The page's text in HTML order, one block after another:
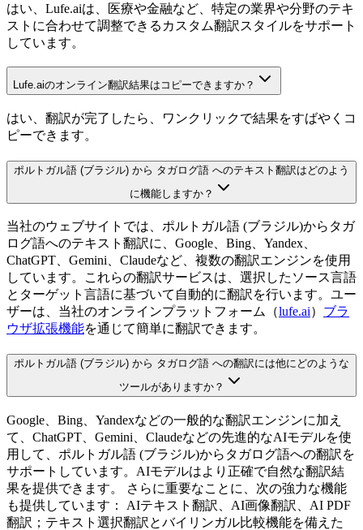
はい、Lufe.aiは、医療や金融など、特定の業界や分野のテキ
ストに合わせて調整できるカスタム翻訳スタイルをサポート
しています。
Lufe.aiのオンライン翻訳結果はコピーできますか？
はい、翻訳が完了したら、ワンクリックで結果をすばやくコ
ピーできます。
ポルトガル語 (ブラジル) から タガログ語 へのテキスト翻訳はどのよう
に機能しますか？
当社のウェブサイトでは、ポルトガル語 (ブラジル)からタガ
ログ語へのテキスト翻訳に、Google、Bing、Yandex、
ChatGPT、Gemini、Claudeなど、複数の翻訳エンジンを使用
しています。これらの翻訳サービスは、選択したソース言語
とターゲット言語に基づいて自動的に翻訳を行います。ユー
ザーは、当社のオンラインプラットフォーム（lufe.ai） ブラ
ウザ拡張機能を通じて簡単に翻訳できます。
ポルトガル語 (ブラジル) から タガログ語 への翻訳には他にどのような
ツールがありますか？
Google、Bing、Yandexなどの一般的な翻訳エンジンに加え
て、ChatGPT、Gemini、Claudeなどの先進的なAIモデルを使
用して、ポルトガル語 (ブラジル)からタガログ語への翻訳を
サポートしています。AIモデルはより正確で自然な翻訳結
果を提供できます。 さらに重要なことに、次の強力な機能
も提供しています： AIテキスト翻訳、AI画像翻訳、AI PDF
翻訳；テキスト選択翻訳とバイリンガル比較機能を備えた